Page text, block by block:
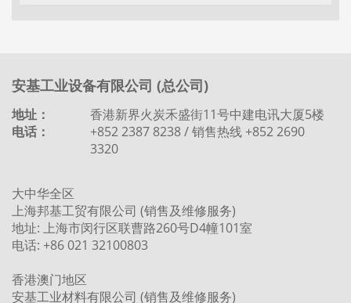
安基工业设备有限公司 (总公司)
地址：
香港新界火炭禾盛街11号中建电讯大厦5楼
电话：
+852 2387 8238 / 销售热线 +852 2690
3320
大中华全区
上海邦基工贸有限公司 (销售及维修服务)
地址: 上海市闵行区联曹路260号D4幢101室
电话: +86 021 32100803
香港澳门地区
安基工业材料有限公司 (销售及维修服务)